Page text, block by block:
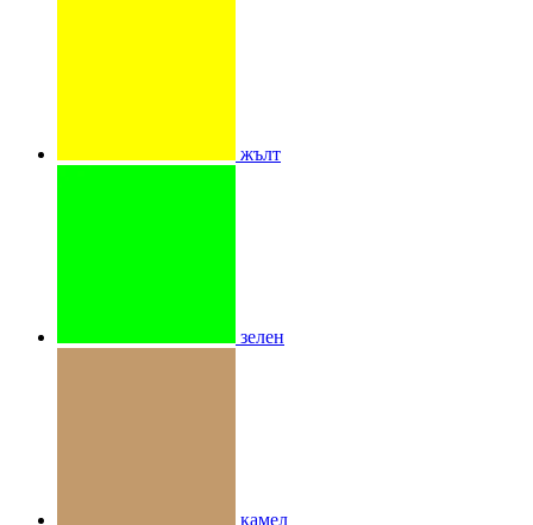
жълт
зелен
камел